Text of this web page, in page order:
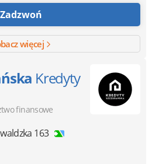
Zadzwoń
więcej
Kredyty
finansowe
163